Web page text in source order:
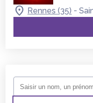
Rennes (35) -